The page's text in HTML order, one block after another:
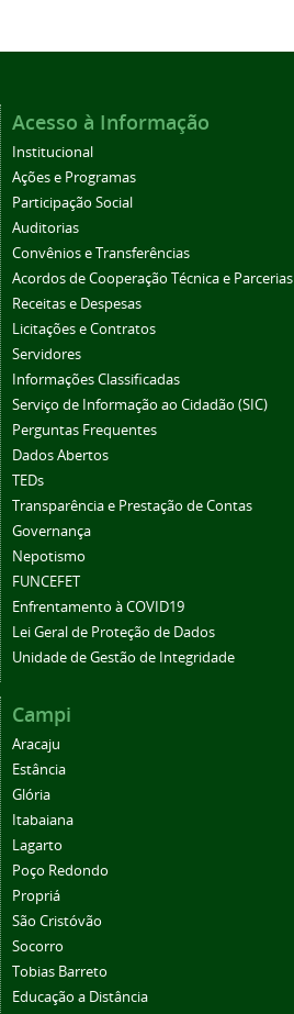
Acesso à Informação
Institucional
Ações e Programas
Participação Social
Auditorias
Convênios e Transferências
Acordos de Cooperação Técnica e Parcerias
Receitas e Despesas
Licitações e Contratos
Servidores
Informações Classificadas
Serviço de Informação ao Cidadão (SIC)
Perguntas Frequentes
Dados Abertos
TEDs
Transparência e Prestação de Contas
Governança
Nepotismo
FUNCEFET
Enfrentamento à COVID19
Lei Geral de Proteção de Dados
Unidade de Gestão de Integridade
Campi
Aracaju
Estância
Glória
Itabaiana
Lagarto
Poço Redondo
Propriá
São Cristóvão
Socorro
Tobias Barreto
Educação a Distância